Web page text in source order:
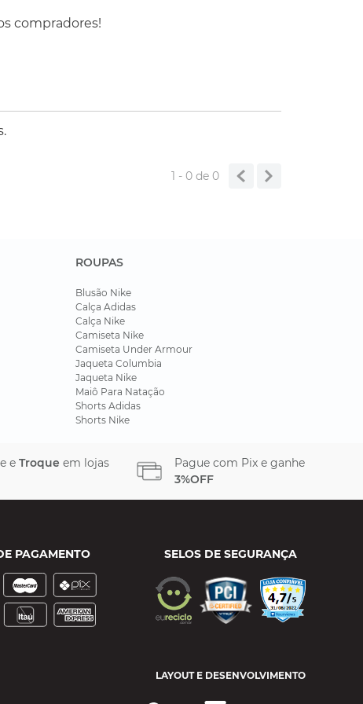
Pack 18L Lite é ideal para quem
compradores!
1 - 0de 0
ROUPAS
Blusão Nike
Calça Adidas
Calça Nike
Camiseta Nike
Camiseta Under Armour
Jaqueta Columbia
Jaqueta Nike
Maiô Para Natação
Shorts Adidas
Shorts Nike
e Troque em lojas
Pague com Pix e ganhe
3%OFF
PAGAMENTO SELOS DE SEGURANÇA
LAYOUT E DESENVOLVIMENTO